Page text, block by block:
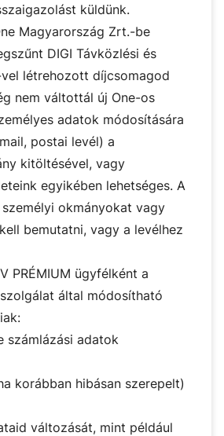
küldünk.
Magyarország Zrt.-be
DIGI Távközlési és
létrehozott díjcsomagod
nem váltottál új One-os
adatok módosítására
postai levél) a
kitöltésével, vagy
egyikében lehetséges. A
okmányokat vagy
bemutatni, vagy a levélhez
PRÉMIUM ügyfélként a
által módosítható
számlázási adatok
korábban hibásan szerepelt)
változását, mint például